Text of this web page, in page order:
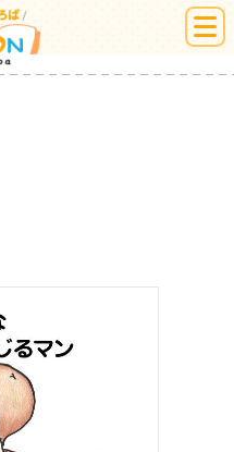
絵本ひろば